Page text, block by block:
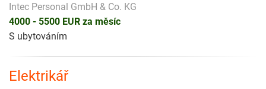
Intec Personal GmbH & Co. KG
4000 - 5500 EUR za měsíc
S ubytováním
Elektrikář